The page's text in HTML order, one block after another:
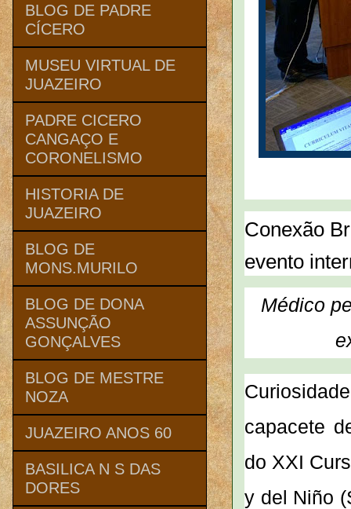
Conexão
evento
Médico
capacete
do XXI
y del Niño
BLOG DE PADRE
CÍCERO
MUSEU VIRTUAL DE
JUAZEIRO
PADRE CICERO
CANGAÇO E
CORONELISMO
HISTORIA DE
JUAZEIRO
BLOG DE
MONS.MURILO
BLOG DE DONA
ASSUNÇÃO
GONÇALVES
BLOG DE MESTRE
NOZA
JUAZEIRO ANOS 60
BASILICA N S DAS
DORES